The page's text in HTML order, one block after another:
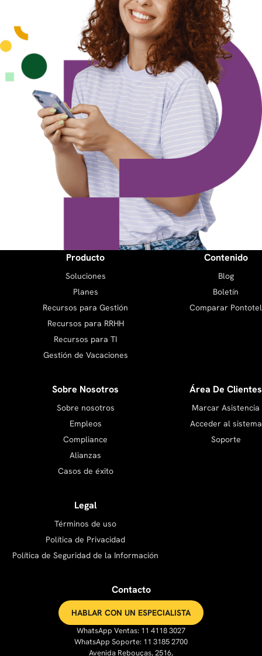
Producto
Soluciones
Planes
Recursos para Gestión
Recursos para RRHH
Recursos para TI
Gestión de Vacaciones
Contenido
Blog
Boletín
Comparar Pontotel
Sobre Nosotros
Sobre nosotros
Empleos
Compliance
Alianzas
Casos de éxito
Área De Clientes
Marcar Asistencia
Acceder al sistema
Soporte
Legal
Términos de uso
Política de Privacidad
Política de Seguridad de la Información
Contacto
HABLAR CON UN ESPECIALISTA
WhatsApp Ventas: 11 4118 3027
WhatsApp Soporte: 11 3185 2700
Avenida Rebouças, 2516,